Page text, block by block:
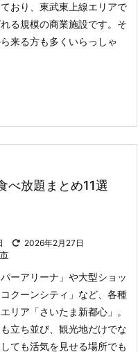
おり、東武東上線エリアで
る規模の商業施設です。 そ
来る方も多くいらっしゃ
べ放題まとめ11選
2026年2月27日
パーアリーナ」や大型ショッ
クーンシティ」など、各種
リア「さいたま新都心」。
立ち並び、観光地だけでな
ても活気を見せる場所でも